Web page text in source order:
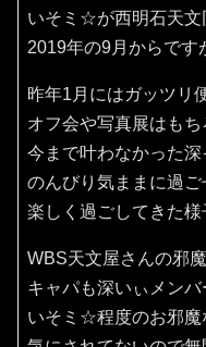
いそミ☆が西明石天文
2019年の9月からです
昨年1月にはガッツリ
オフ会や写真展はもち
今まで叶わなかった
のんびり気ままに過
楽しく過ごしてきた
WBS天文屋さんの邪
キャパも深いぃメンバ
いそミ☆程度のお邪魔